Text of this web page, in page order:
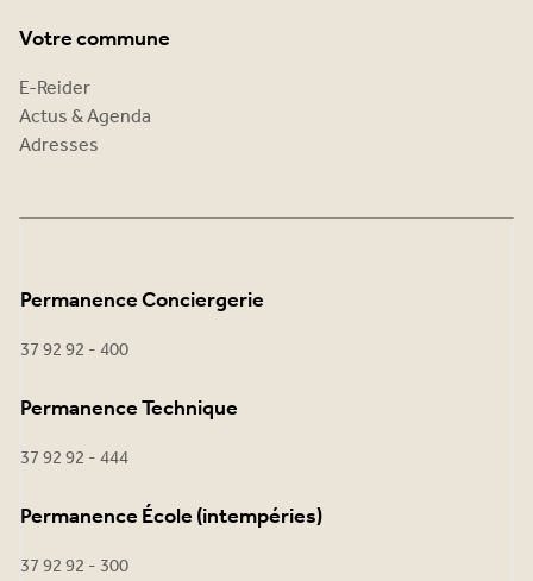
Votre commune
E-Reider
Actus & Agenda
Adresses
Permanence Conciergerie
37 92 92 - 400
Permanence Technique
37 92 92 - 444
Permanence École (intempéries)
37 92 92 - 300